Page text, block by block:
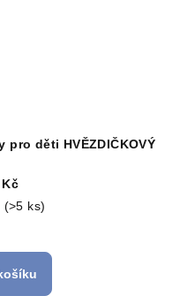
děti HVĚZDIČKOVÝ
Kč
(>5 ks)